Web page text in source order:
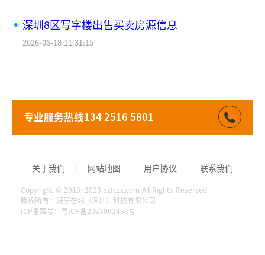
深圳8区写字楼出售买卖房源信息
2026-06-18 11:31:15
专业服务热线134 2516 5801
关于我们 网站地图 用户协议 联系我们
Copyright © 2013~2023 szfczx.com All Rights Reserved
版权所有：好房在线（深圳）科技有限公司
ICP备案号：粤ICP备2023092458号